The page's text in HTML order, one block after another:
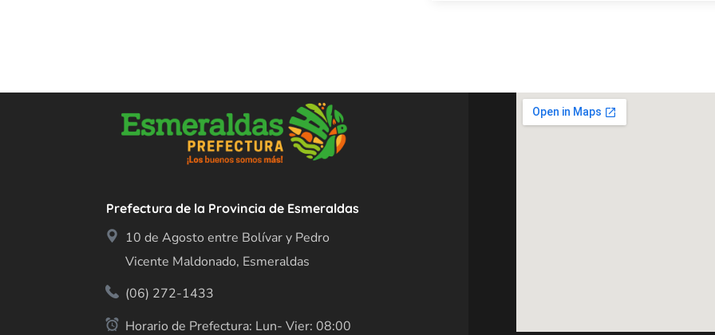
Prefectura de la Provincia de Esmeraldas
10 de Agosto entre Bolívar y Pedro
Vicente Maldonado, Esmeraldas
(06) 272-1433
Horario de Prefectura: Lun- Vier: 08:00